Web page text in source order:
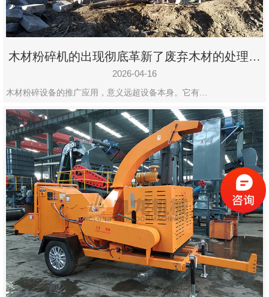
木材粉碎机的出现彻底革新了废弃木材的处理模
式
2026-04-16
木材粉碎设备的推广应用，意义远超设备本身。它有…